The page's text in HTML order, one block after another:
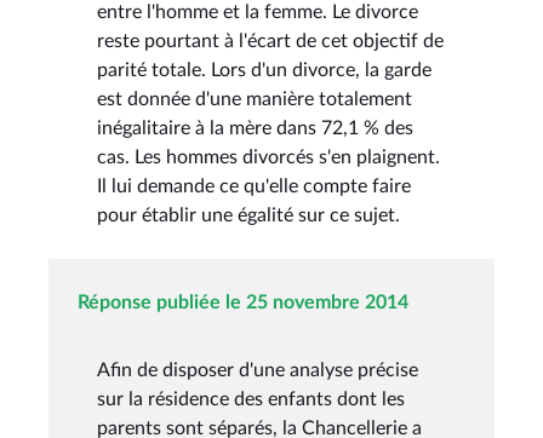
entre l'homme et la femme. Le divorce
reste pourtant à l'écart de cet objectif de
parité totale. Lors d'un divorce, la garde
est donnée d'une manière totalement
inégalitaire à la mère dans 72,1 % des
cas. Les hommes divorcés s'en plaignent.
Il lui demande ce qu'elle compte faire
pour établir une égalité sur ce sujet.
Réponse publiée le 25 novembre 2014
Afin de disposer d'une analyse précise
sur la résidence des enfants dont les
parents sont séparés, la Chancellerie a